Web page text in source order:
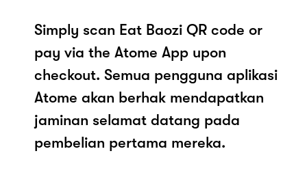
Simply scan Eat Baozi QR code or
pay via the Atome App upon
checkout. Semua pengguna aplikasi
Atome akan berhak mendapatkan
jaminan selamat datang pada
pembelian pertama mereka.